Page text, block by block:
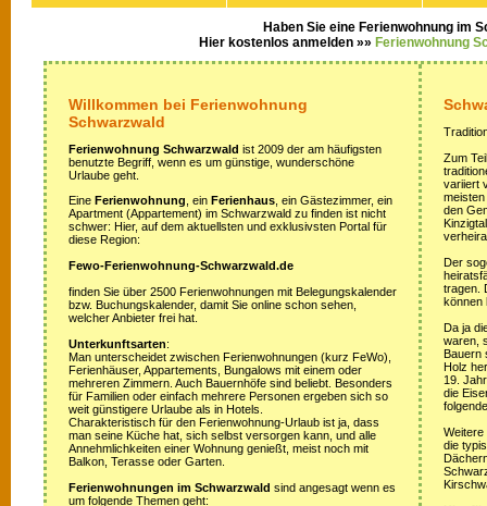
Haben Sie eine Ferienwohnung im
Hier kostenlos anmelden »» Ferienwohnung
Willkommen bei Ferienwohnung
Schwarzwald
Ferienwohnung Schwarzwald ist 2009 der am häufigsten
benutzte Begriff, wenn es um günstige, wunderschöne
Urlaube geht.
Eine Ferienwohnung , ein Ferienhaus , ein Gästezimmer, ein
Apartment (Appartement) im Schwarzwald zu finden ist nicht
schwer: Hier, auf dem aktuellsten und exklusivsten Portal für
diese Region:
Fewo-Ferienwohnung-Schwarzwald.de
finden Sie über 2500 Ferienwohnungen mit Belegungskalender
bzw. Buchungskalender, damit Sie online schon sehen,
welcher Anbieter frei hat.
Unterkunftsarten:
Man unterscheidet zwischen Ferienwohnungen (kurz FeWo),
Ferienhäuser, Appartements, Bungalows mit einem oder
mehreren Zimmern. Auch Bauernhöfe sind beliebt. Besonders
für Familien oder einfach mehrere Personen ergeben sich so
weit günstigere Urlaube als in Hotels.
Charakteristisch für den Ferienwohnung-Urlaub ist ja, dass
man seine Küche hat, sich selbst versorgen kann, und alle
Annehmlichkeiten einer Wohnung genießt, meist noch mit
Balkon, Terasse oder Garten.
Ferienwohnungen im Schwarzwald sind angesagt wenn es
um folgende Themen geht:
Zum
variiert
den
Der
tragen.
können
Da ja
waren,
Bauern
Holz
19.
die
Weitere
die